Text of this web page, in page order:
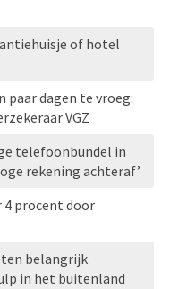
of hotel
paar dagen te vroeg:
VGZ
telefoonbundel in
rekening achteraf’
procent door
belangrijk
in het buitenland